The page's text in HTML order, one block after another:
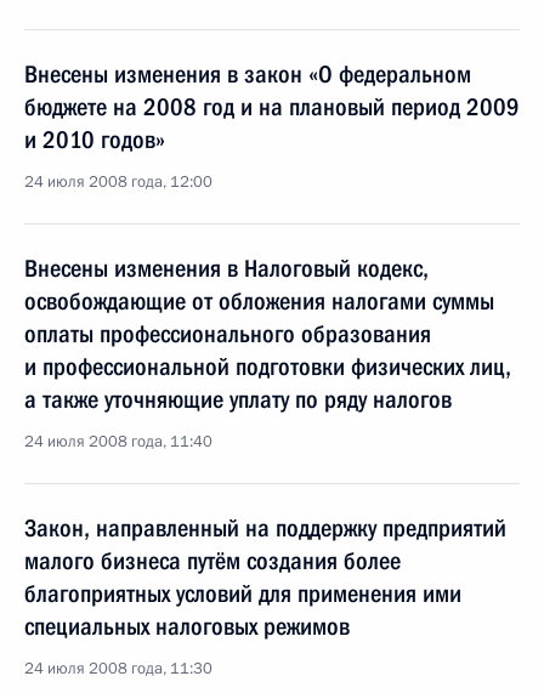
Внесены изменения в закон «О федеральном
бюджете на 2008 год и на плановый период 2009
и 2010 годов»
24 июля 2008 года, 12:00
Внесены изменения в Налоговый кодекс,
освобождающие от обложения налогами суммы
оплаты профессионального образования
и профессиональной подготовки физических лиц,
а также уточняющие уплату по ряду налогов
24 июля 2008 года, 11:40
Закон, направленный на поддержку предприятий
малого бизнеса путём создания более
благоприятных условий для применения ими
специальных налоговых режимов
24 июля 2008 года, 11:30